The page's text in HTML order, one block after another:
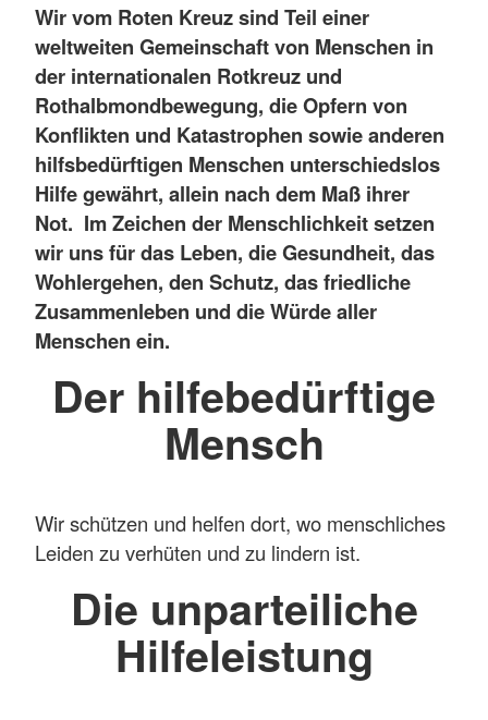
Wir vom Roten Kreuz sind Teil einer
weltweiten Gemeinschaft von Menschen in
der internationalen Rotkreuz und
Rothalbmondbewegung, die Opfern von
Konflikten und Katastrophen sowie anderen
hilfsbedürftigen Menschen unterschiedslos
Hilfe gewährt, allein nach dem Maß ihrer
Not. Im Zeichen der Menschlichkeit setzen
wir uns für das Leben, die Gesundheit, das
Wohlergehen, den Schutz, das friedliche
Zusammenleben und die Würde aller
Menschen ein.
Der hilfebedürftige
Mensch
Wir schützen und helfen dort, wo menschliches
Leiden zu verhüten und zu lindern ist.
Die unparteiliche
Hilfeleistung